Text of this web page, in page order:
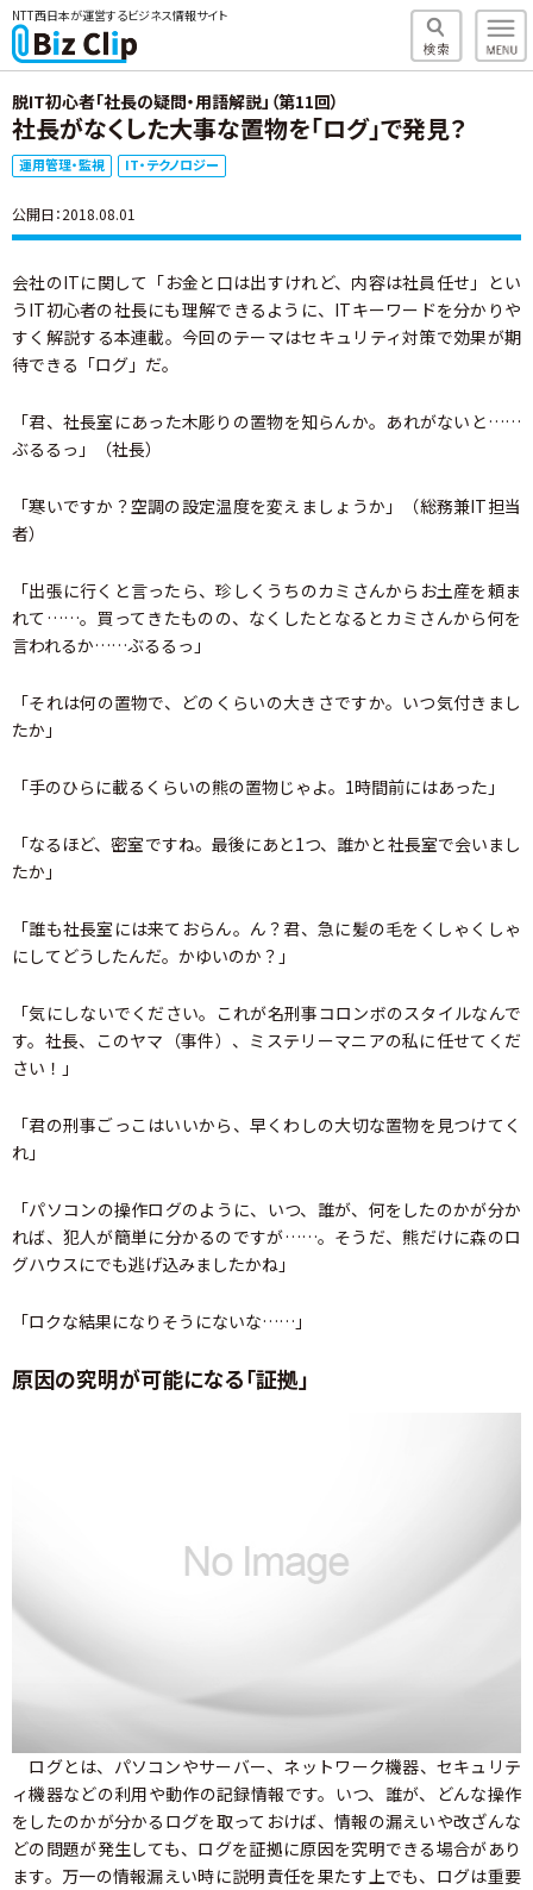
NTT西日本が運営するビジネス情報サイト
脱IT初心者「社長の疑問・用語解説」（第11回）
社長がなくした大事な置物を「ログ」で発見？
運用管理・監視 IT・テクノロジー
公開日：2018.08.01
会社のITに関して「お金と口は出すけれど、内容は社員任せ」とい
うIT初心者の社長にも理解できるように、ITキーワードを分かりや
すく解説する本連載。今回のテーマはセキュリティ対策で効果が期
待できる「ログ」だ。
「君、社長室にあった木彫りの置物を知らんか。あれがないと……
ぶるるっ」（社長）
「寒いですか？空調の設定温度を変えましょうか」（総務兼IT担当
者）
「出張に行くと言ったら、珍しくうちのカミさんからお土産を頼ま
れて……。買ってきたものの、なくしたとなるとカミさんから何を
言われるか……ぶるるっ」
「それは何の置物で、どのくらいの大きさですか。いつ気付きまし
たか」
「手のひらに載るくらいの熊の置物じゃよ。1時間前にはあった」
「なるほど、密室ですね。最後にあと1つ、誰かと社長室で会いまし
たか」
「誰も社長室には来ておらん。ん？君、急に髪の毛をくしゃくしゃ
にしてどうしたんだ。かゆいのか？」
「気にしないでください。これが名刑事コロンボのスタイルなんで
す。社長、このヤマ（事件）、ミステリーマニアの私に任せてくだ
さい！」
「君の刑事ごっこはいいから、早くわしの大切な置物を見つけてく
れ」
「パソコンの操作ログのように、いつ、誰が、何をしたのかが分か
れば、犯人が簡単に分かるのですが……。そうだ、熊だけに森のロ
グハウスにでも逃げ込みましたかね」
「ロクな結果になりそうにないな……」
原因の究明が可能になる「証拠」
ログとは、パソコンやサーバー、ネットワーク機器、セキュリテ
ィ機器などの利用や動作の記録情報です。いつ、誰が、どんな操作
をしたのかが分かるログを取っておけば、情報の漏えいや改ざんな
どの問題が発生しても、ログを証拠に原因を究明できる場合があり
ます。万一の情報漏えい時に説明責任を果たす上でも、ログは重要